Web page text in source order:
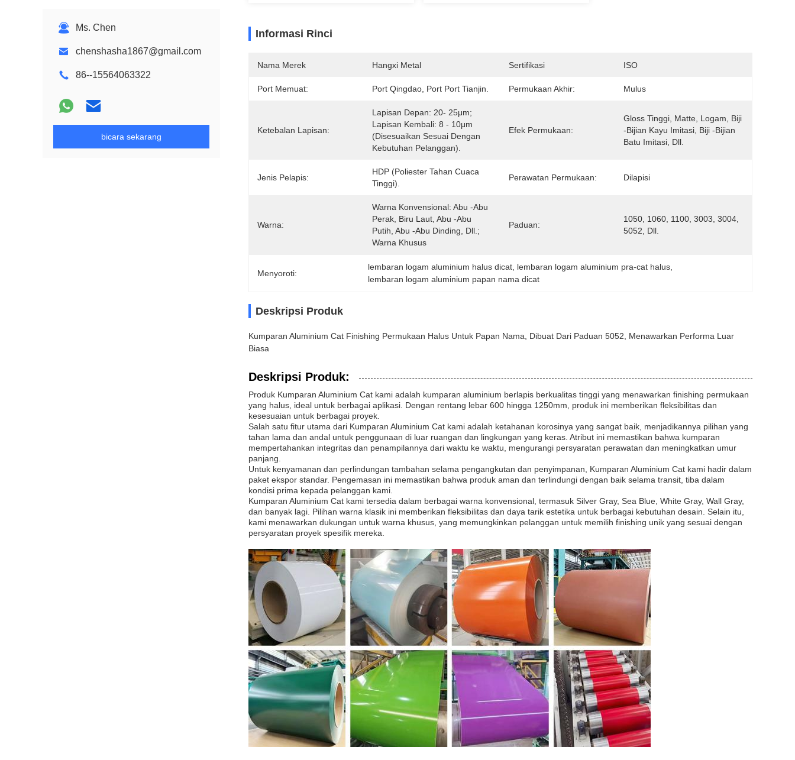
Ms. Chen
chenshasha1867@gmail.com
86--15564063322
bicara sekarang
Informasi Rinci
Nama Merek Hangxi Metal Sertifikasi ISO
Port Memuat: Port Qingdao, Port Port Tianjin. Permukaan Akhir: Mulus
Ketebalan Lapisan:
Lapisan Depan: 20- 25μm;
Lapisan Kembali: 8 - 10μm
(disesuaikan Sesuai Dengan
Kebutuhan Pelanggan).
Efek Permukaan:
Gloss Tinggi, Matte, Logam, Biji
-bijian Kayu Imitasi, Biji -bijian
Batu Imitasi, Dll.
Jenis Pelapis:
HDP (poliester Tahan Cuaca
Tinggi).
Perawatan Permukaan: Dilapisi
Warna:
Warna Konvensional: Abu -abu
Perak, Biru Laut, Abu -abu
Putih, Abu -abu Dinding, Dll.;
Warna Khusus
Paduan:
1050, 1060, 1100, 3003, 3004,
5052, Dll.
Menyoroti:
lembaran logam aluminium halus dicat lembaran logam aluminium pra-cat halus
lembaran logam aluminium papan nama dicat
Deskripsi Produk
Kumparan Aluminium Cat Finishing Permukaan Halus Untuk Papan Nama, Dibuat Dari Paduan 5052, Menawarkan Performa Luar
Biasa
Deskripsi Produk:
Produk Kumparan Aluminium Cat kami adalah kumparan aluminium berlapis berkualitas tinggi yang menawarkan finishing permukaan
yang halus, ideal untuk berbagai aplikasi. Dengan rentang lebar 600 hingga 1250mm, produk ini memberikan fleksibilitas dan
kesesuaian untuk berbagai proyek.
Salah satu fitur utama dari Kumparan Aluminium Cat kami adalah ketahanan korosinya yang sangat baik, menjadikannya pilihan yang
tahan lama dan andal untuk penggunaan di luar ruangan dan lingkungan yang keras. Atribut ini memastikan bahwa kumparan
mempertahankan integritas dan penampilannya dari waktu ke waktu, mengurangi persyaratan perawatan dan meningkatkan umur
panjang.
Untuk kenyamanan dan perlindungan tambahan selama pengangkutan dan penyimpanan, Kumparan Aluminium Cat kami hadir dalam
paket ekspor standar. Pengemasan ini memastikan bahwa produk aman dan terlindungi dengan baik selama transit, tiba dalam
kondisi prima kepada pelanggan kami.
Kumparan Aluminium Cat kami tersedia dalam berbagai warna konvensional, termasuk Silver Gray, Sea Blue, White Gray, Wall Gray,
dan banyak lagi. Pilihan warna klasik ini memberikan fleksibilitas dan daya tarik estetika untuk berbagai kebutuhan desain. Selain itu,
kami menawarkan dukungan untuk warna khusus, yang memungkinkan pelanggan untuk memilih finishing unik yang sesuai dengan
persyaratan proyek spesifik mereka.